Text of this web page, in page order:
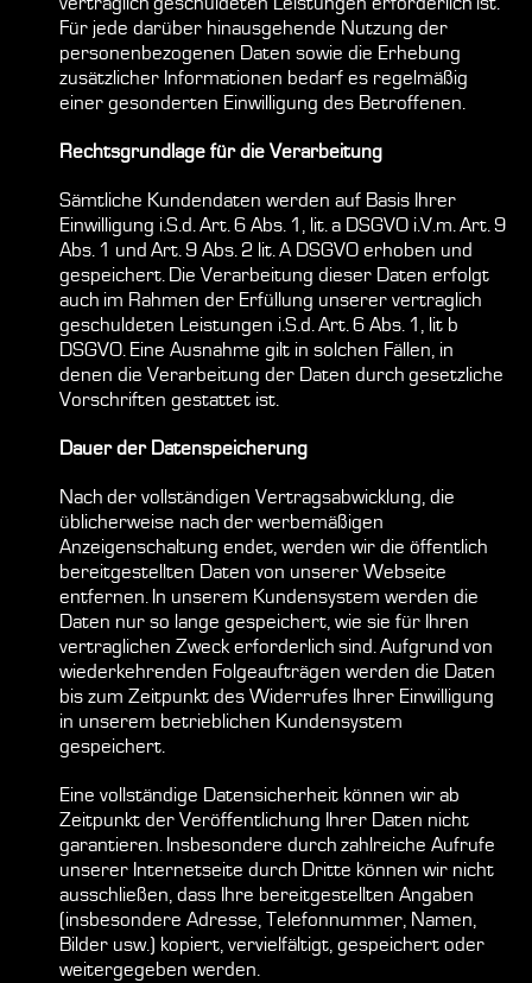
Für jede darüber hinausgehende Nutzung der
personenbezogenen Daten sowie die Erhebung
zusätzlicher Informationen bedarf es regelmäßig
einer gesonderten Einwilligung des Betroffenen.
Rechtsgrundlage für die Verarbeitung
Sämtliche Kundendaten werden auf Basis Ihrer
Einwilligung i.S.d. Art. 6 Abs. 1, lit. a DSGVO i.V.m. Art. 9
Abs. 1 und Art. 9 Abs. 2 lit. A DSGVO erhoben und
gespeichert. Die Verarbeitung dieser Daten erfolgt
auch im Rahmen der Erfüllung unserer vertraglich
geschuldeten Leistungen i.S.d. Art. 6 Abs. 1, lit b
DSGVO. Eine Ausnahme gilt in solchen Fällen, in
denen die Verarbeitung der Daten durch gesetzliche
Vorschriften gestattet ist.
Dauer der Datenspeicherung
Nach der vollständigen Vertragsabwicklung, die
üblicherweise nach der werbemäßigen
Anzeigenschaltung endet, werden wir die öffentlich
bereitgestellten Daten von unserer Webseite
entfernen. In unserem Kundensystem werden die
Daten nur so lange gespeichert, wie sie für Ihren
vertraglichen Zweck erforderlich sind. Aufgrund von
wiederkehrenden Folgeaufträgen werden die Daten
bis zum Zeitpunkt des Widerrufes Ihrer Einwilligung
in unserem betrieblichen Kundensystem
gespeichert.
Eine vollständige Datensicherheit können wir ab
Zeitpunkt der Veröffentlichung Ihrer Daten nicht
garantieren. Insbesondere durch zahlreiche Aufrufe
unserer Internetseite durch Dritte können wir nicht
ausschließen, dass Ihre bereitgestellten Angaben
(insbesondere Adresse, Telefonnummer, Namen,
Bilder usw.) kopiert, vervielfältigt, gespeichert oder
weitergegeben werden.